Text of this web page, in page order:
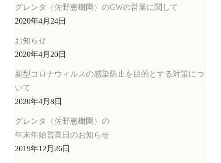
グレンタ（佐野恵樹園）のGWの営業に関して
2020年4月24日
お知らせ
2020年4月20日
新型コロナウィルスの感染防止を目的とする対策につ
いて
2020年4月8日
グレンタ（佐野恵樹園）の
年末年始営業日のお知らせ
2019年12月26日